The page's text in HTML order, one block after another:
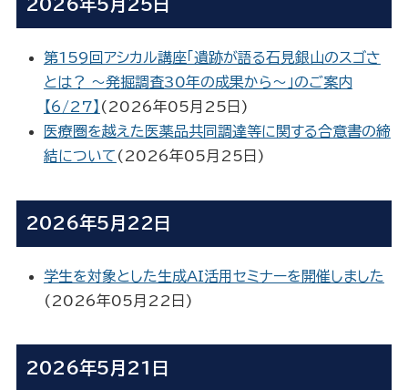
2026年5月25日
第159回アシカル講座「遺跡が語る石見銀山のスゴさ
とは？ ～発掘調査30年の成果から～」のご案内
【6/27】 ( 2026年05月25日 )
医療圏を越えた医薬品共同調達等に関する合意書の締
結について ( 2026年05月25日 )
2026年5月22日
学生を対象とした生成AI活用セミナーを開催しました
( 2026年05月22日 )
2026年5月21日